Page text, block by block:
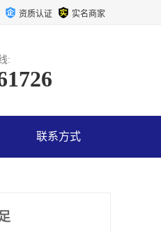
资质认证 实名商家
:
联系方式